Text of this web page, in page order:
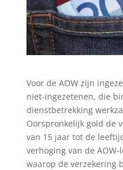
Voor de AOW zijn
niet-ingezetenen, die
dienstbetrekking
Oorspronkelijk gold de
van 15 jaar tot de
verhoging van de
waarop de verzekering